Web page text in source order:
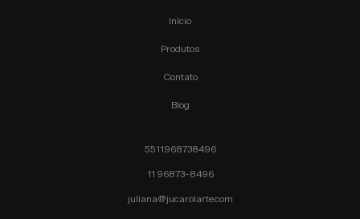
Início
Produtos
Contato
Blog
5511968738496
11 96873-8496
juliana@jucarolarte.com